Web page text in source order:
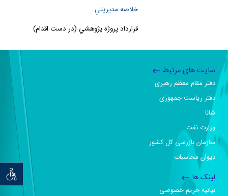
توان
خلاصه مديريتي
قرارداد پروژه پژوهشي (در دست اقدام)
سایت های مرتبط
دفتر مقام معظم رهبری
دفتر ریاست جمهوری
شانا
وزارت نفت
سازمان بازرسی کل کشور
دیوان محاسبات
لینک ها
بیانیه حریم خصوصی